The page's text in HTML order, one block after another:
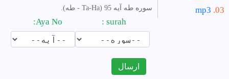
mp3
سوره طه آیه 95 (Ta-Ha - طه).
ارسال